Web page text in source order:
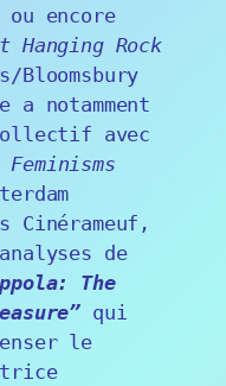
ou encore
Rock
Bloomsbury
notamment
avec
Feminisms
Cinérameuf,
de
The
qui
le